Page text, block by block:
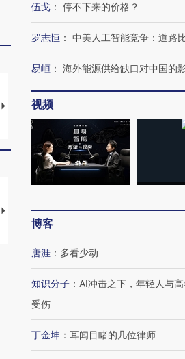
视线｜HYROX的吸金
术：是什么让中产们甘
心“花钱找虐”？
粒摇头丸 尿检体内
【推广】走进第四届链博
会，让数智科技“链”接产
伍戈 ： 停不下来的价格？
罗志恒 ： 中美人工智能竞争：道路
易峘 ： 海外能源供给缺口对中国的
视频
博客
唐涯 ： 多看少动
知识分子 ： AI冲击之下，年轻人与
受伤
丁金坤 ： 耳闻目睹的几位律师